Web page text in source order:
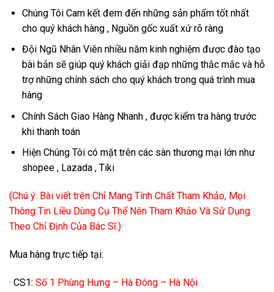
Chúng Tôi Cam kết đem đến những sản phẩm tốt nhất
cho quý khách hàng , Nguồn gốc xuất xứ rõ ràng
Đội Ngũ Nhân Viên nhiều năm kinh nghiệm được đào tạo
bài bản sẽ giúp quý khách giải đạp những thắc mắc và hỗ
trợ những chính sách cho quý khách trong quá trình mua
hàng
Chính Sách Giao Hàng Nhanh , được kiểm tra hàng trước
khi thanh toán
Hiện Chúng Tôi có mặt trên các sàn thương mại lớn như
shopee , Lazada , Tiki
(Chú ý: Bài viết trên Chỉ Mang Tính Chất Tham Khảo, Mọi
Thông Tin Liều Dùng Cụ Thể Nên Tham Khảo Và Sử Dụng
Theo Chỉ Định Của Bác Sĩ.)
Mua hàng trực tiếp tại:
· CS1: Số 1 Phùng Hưng – Hà Đông – Hà Nội